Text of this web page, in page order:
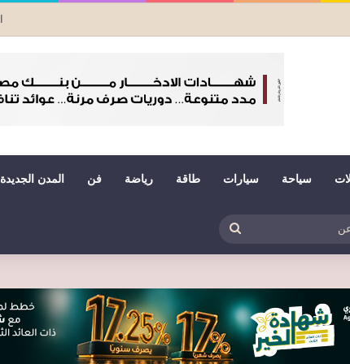
سياحة سيارات طاقة رياضة فن المدن الجديدة
عن